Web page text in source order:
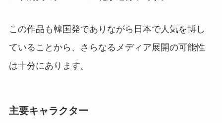
この作品も韓国発でありながら日本で人気を博し
ていることから、さらなるメディア展開の可能性
は十分にあります。
主要キャラクター